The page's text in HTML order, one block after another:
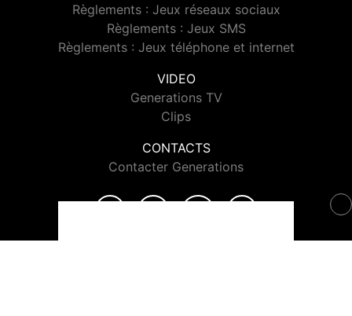
Règlements : Jeux réseaux sociaux
Règlements : Jeux SMS
Règlements : Jeux téléphone et internet
VIDEO
Generations TV
Clips
CONTACTS
Contacter Generations